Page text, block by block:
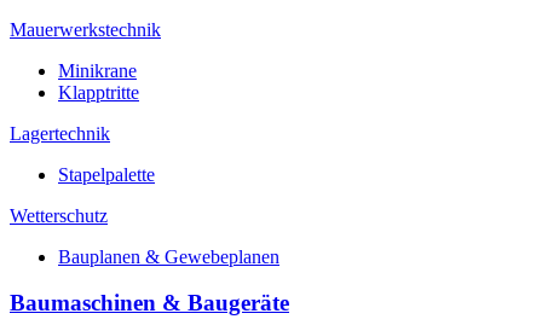
Mauerwerkstechnik
Minikrane
Klapptritte
Lagertechnik
Stapelpalette
Wetterschutz
Bauplanen & Gewebeplanen
Baumaschinen & Baugeräte